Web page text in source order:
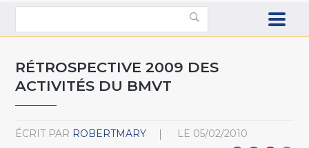
RÉTROSPECTIVE 2009 DES
ACTIVITÉS DU BMVT
ÉCRIT PAR ROBERTMARY LE 05/02/2010